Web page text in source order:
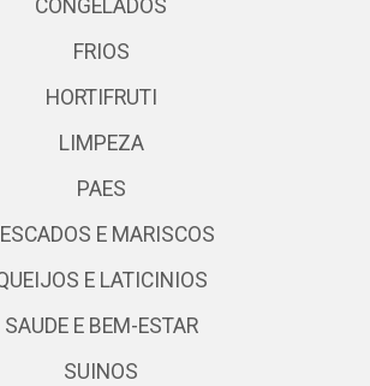
CONGELADOS
FRIOS
HORTIFRUTI
LIMPEZA
PAES
E MARISCOS
E LATICINIOS
SAUDE E BEM-ESTAR
SUINOS